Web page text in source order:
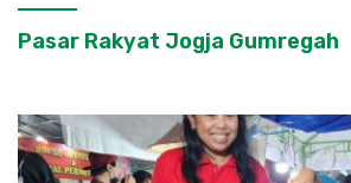
Pasar Rakyat Jogja Gumregah